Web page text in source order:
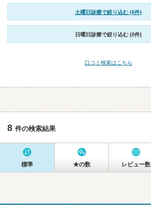
土曜日診療で絞り込む (6件)
日曜日診療で絞り込む (0件)
口コミ検索はこちら
8 件の検索結果
標準 ★の数 レビュー数